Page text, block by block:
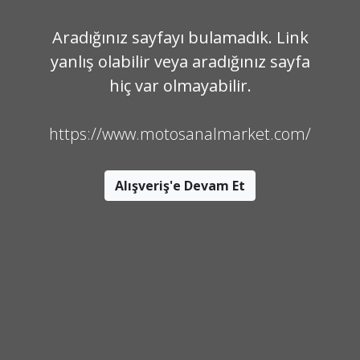
Aradığınız sayfayı bulamadık. Link
yanlış olabilir veya aradığınız sayfa
hiç var olmayabilir.
https://www.motosanalmarket.com/
Alışveriş'e Devam Et